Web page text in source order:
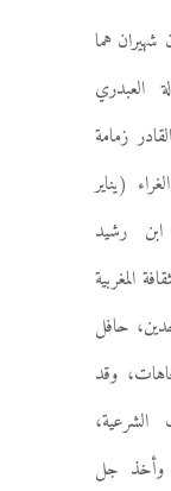
هما
العبدري
زمامة
الغراء (يناير
ابن رشيد
المغربية
حافل
وقد
الشرعية،
وأخذ جل